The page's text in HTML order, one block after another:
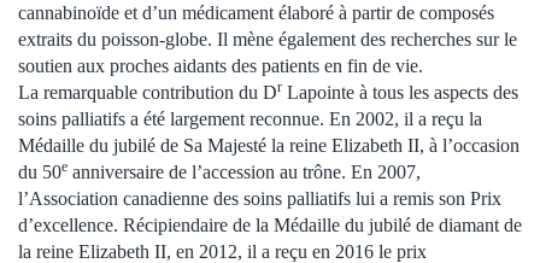
cannabinoïde et d’un médicament élaboré à partir de composés
extraits du poisson-globe. Il mène également des recherches sur le
soutien aux proches aidants des patients en fin de vie.
La remarquable contribution du Dr Lapointe à tous les aspects des
soins palliatifs a été largement reconnue. En 2002, il a reçu la
Médaille du jubilé de Sa Majesté la reine Elizabeth II, à l’occasion
du 50e anniversaire de l’accession au trône. En 2007,
l’Association canadienne des soins palliatifs lui a remis son Prix
d’excellence. Récipiendaire de la Médaille du jubilé de diamant de
la reine Elizabeth II, en 2012, il a reçu en 2016 le prix